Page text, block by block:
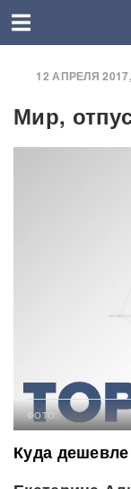
12 АПРЕЛЯ
Мир,
ФОТО:
Куда